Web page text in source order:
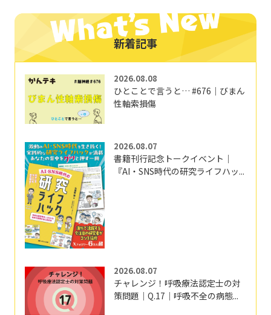
新着記事
2026.08.08
ひとことで言うと… #676｜びまん
性軸索損傷
2026.08.07
書籍刊行記念トークイベント｜
『AI・SNS時代の研究ライフハッ...
2026.08.07
チャレンジ！呼吸療法認定士の対
策問題｜Q.17｜呼吸不全の病態...